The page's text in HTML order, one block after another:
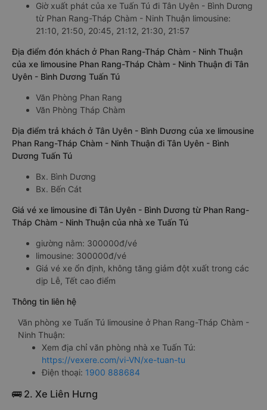
Giờ xuất phát của xe Tuấn Tú đi Tân Uyên - Bình Dương
từ Phan Rang-Tháp Chàm - Ninh Thuận limousine:
21:10, 21:50, 20:45, 21:12, 21:30, 21:57
Địa điểm đón khách ở Phan Rang-Tháp Chàm - Ninh Thuận
của xe limousine Phan Rang-Tháp Chàm - Ninh Thuận đi Tân
Uyên - Bình Dương Tuấn Tú
Văn Phòng Phan Rang
Văn Phòng Tháp Chàm
Địa điểm trả khách ở Tân Uyên - Bình Dương của xe limousine
Phan Rang-Tháp Chàm - Ninh Thuận đi Tân Uyên - Bình
Dương Tuấn Tú
Bx. Bình Dương
Bx. Bến Cát
Giá vé xe limousine đi Tân Uyên - Bình Dương từ Phan Rang-
Tháp Chàm - Ninh Thuận của nhà xe Tuấn Tú
giường nằm: 300000đ/vé
limousine: 300000đ/vé
Giá vé xe ổn định, không tăng giảm đột xuất trong các
dịp Lễ, Tết cao điểm
Thông tin liên hệ
Văn phòng xe Tuấn Tú limousine ở Phan Rang-Tháp Chàm -
Ninh Thuận:
Xem địa chỉ văn phòng nhà xe Tuấn Tú:
https://vexere.com/vi-VN/xe-tuan-tu
Điện thoại: 1900 888684
🚌 2. Xe Liên Hưng